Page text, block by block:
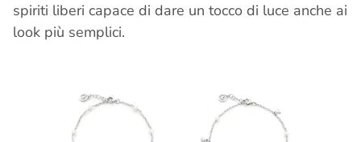
spiriti liberi capace di dare un tocco di luce anche ai
look più semplici.